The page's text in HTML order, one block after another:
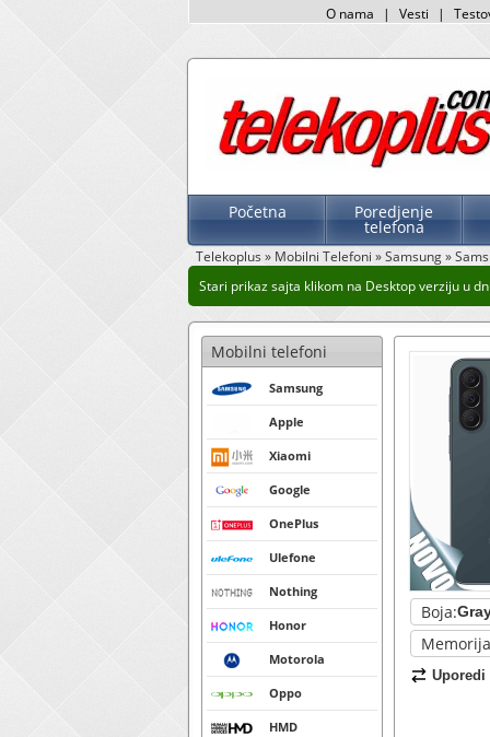
O nama | Vesti |
Početna Poredjenje
telefona
Telekoplus» Mobilni Telefoni »Samsung»
Stari prikaz sajta klikom na Desktop verziju u
Mobilni telefoni
Samsung
Apple
Xiaomi
Google
OnePlus
Ulefone
Nothing
Honor
Motorola
Oppo
HMD
Boja:
Uporedi